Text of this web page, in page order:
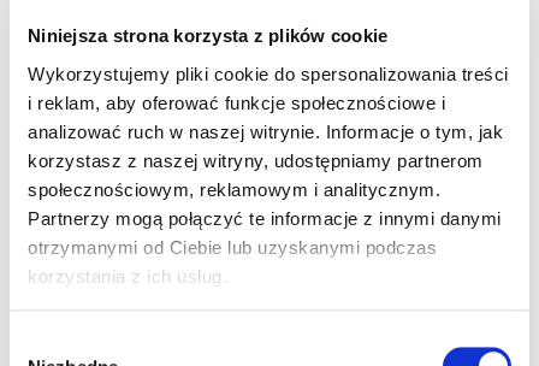
Niniejsza strona korzysta z plików cookie
Wykorzystujemy pliki cookie do spersonalizowania treści
i reklam, aby oferować funkcje społecznościowe i
analizować ruch w naszej witrynie. Informacje o tym, jak
korzystasz z naszej witryny, udostępniamy partnerom
społecznościowym, reklamowym i analitycznym.
Partnerzy mogą połączyć te informacje z innymi danymi
otrzymanymi od Ciebie lub uzyskanymi podczas
korzystania z ich usług.
SKU94R722255